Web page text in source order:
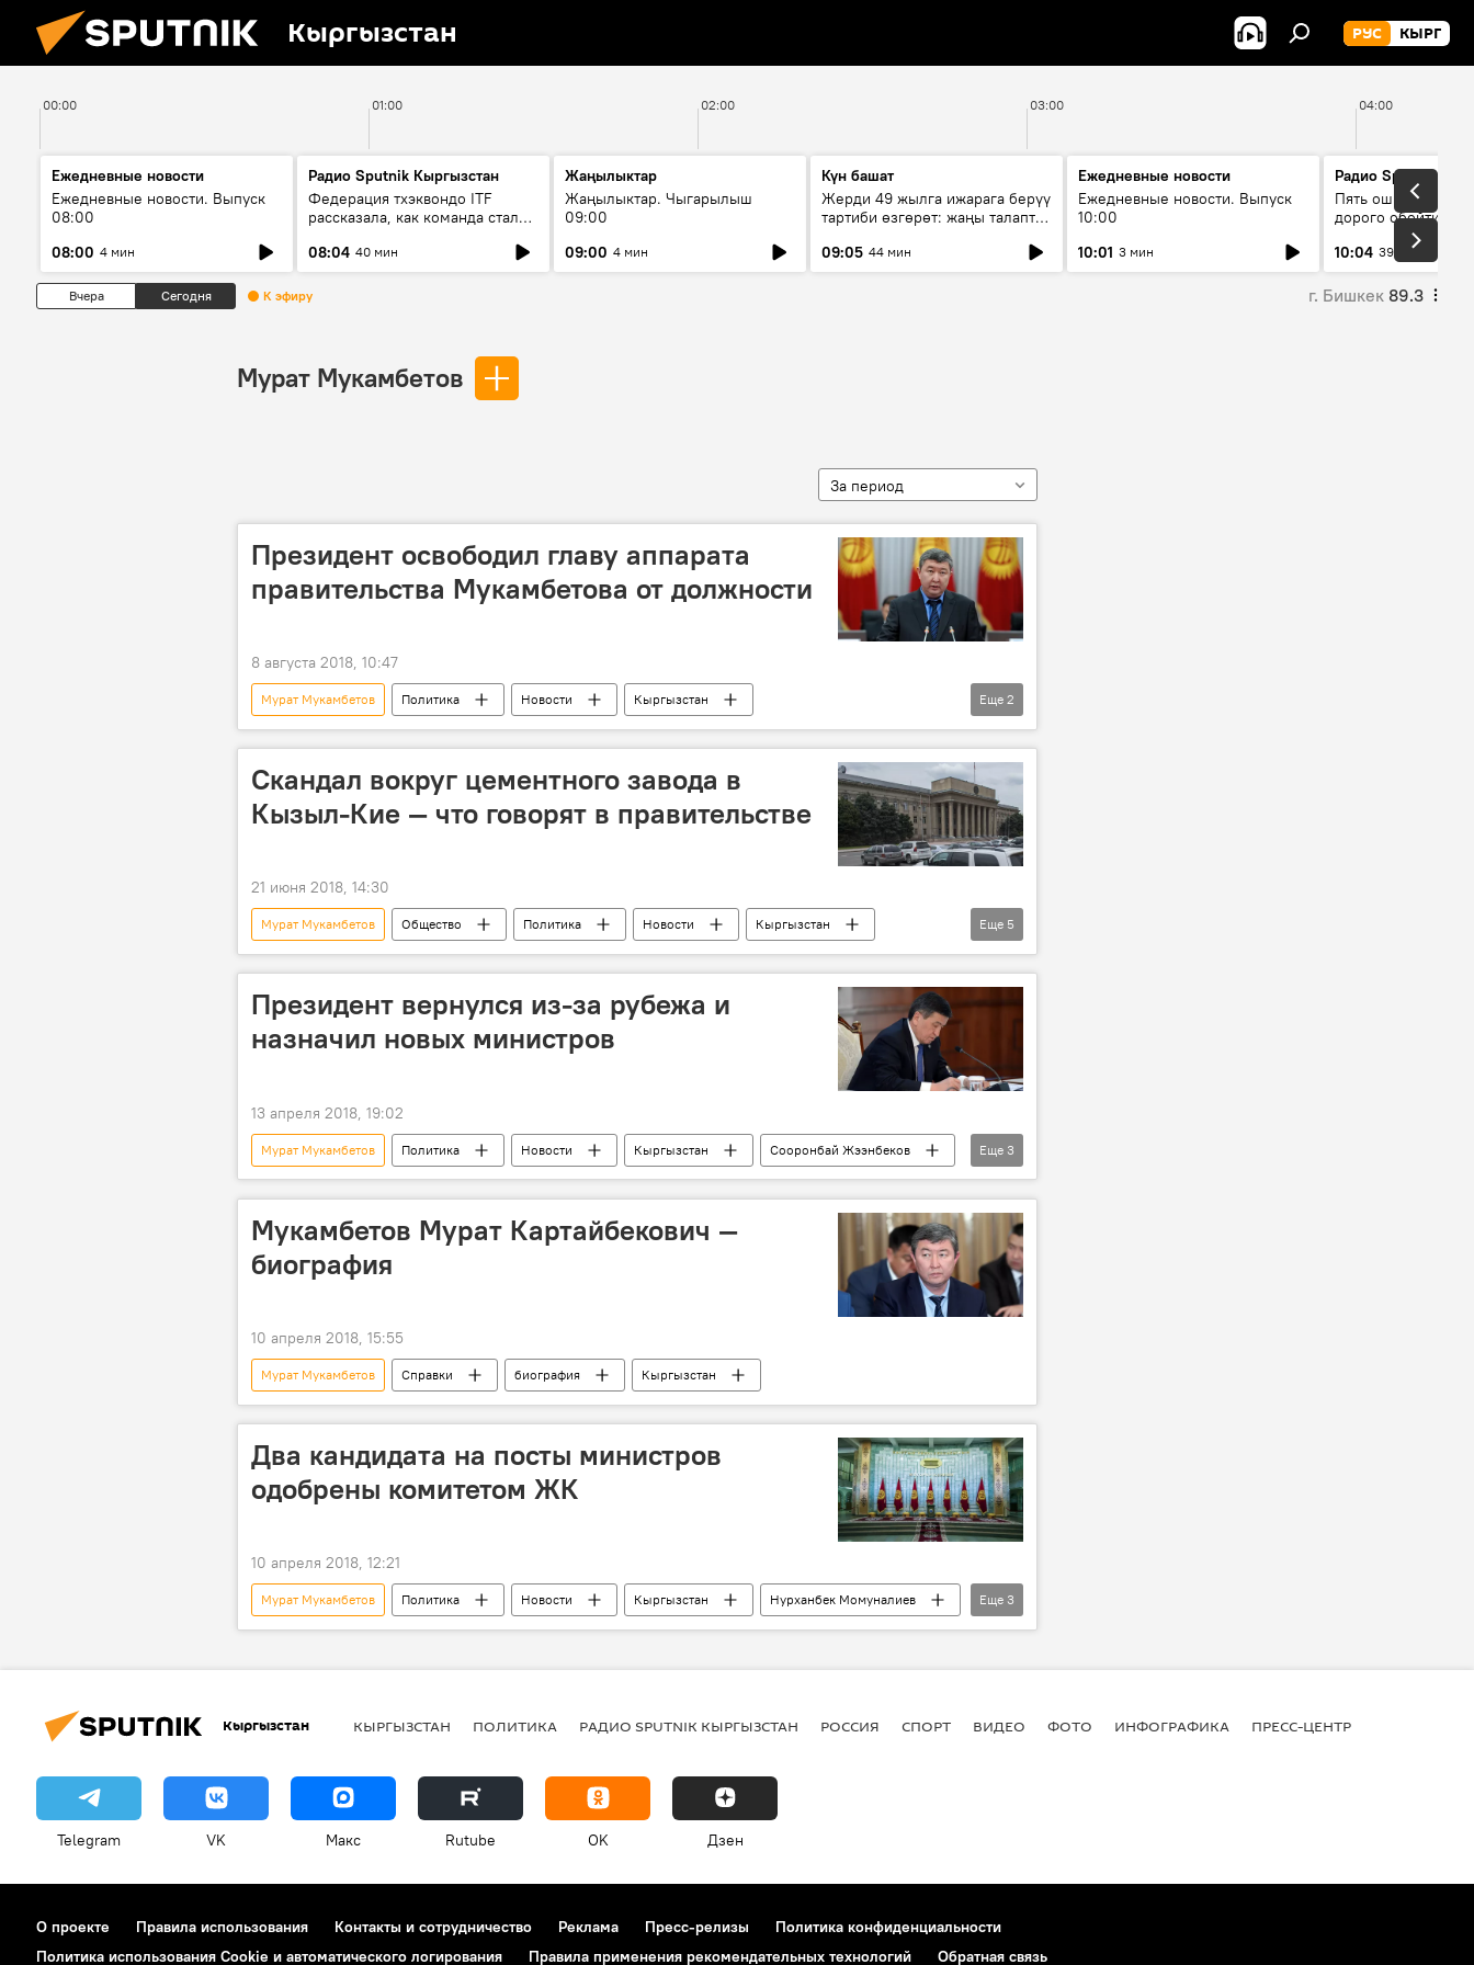
Кыргызстан РУС КЫРГ
00:00 01:00 02:00 03:00 04:00
Ежедневные новости
Ежедневные новости. Выпуск
08:00
08:00 4 мин
Радио Sputnik Кыргызстан
Федерация тхэквондо ITF
рассказала, как команда стала
08:04 40 мин
Жаңылыктар
Жаңылыктар. Чыгарылыш
09:00
09:00 4 мин
Күн башат
Жерди 49 жылга ижарага берүү
тартиби өзгөрөт: жаңы талаптар
09:05 44 мин
Ежедневные новости
Ежедневные новости. Выпуск
10:00
10:01 3 мин
Радио Sputnik
Пять ошибок
дорого обойтись
10:04 39 мин
Вчера Сегодня К эфиру г. Бишкек 89.3
Мурат Мукамбетов
За период
Президент освободил главу аппарата
правительства Мукамбетова от должности
8 августа 2018, 10:47
Мурат Мукамбетов Политика Новости
Кыргызстан
Кадровые перестановки в Кыргызстане
увольнение
Еще 2
Скандал вокруг цементного завода в
Кызыл-Кие — что говорят в правительстве
21 июня 2018, 14:30
Мурат Мукамбетов Общество Политика Новости
Кыргызстан
Кызыл-Кия
Замирбек Аскаров цементный завод
парламент
Еще 5
Президент вернулся из-за рубежа и
назначил новых министров
13 апреля 2018, 19:02
Мурат Мукамбетов Политика Новости Кыргызстан
Сооронбай Жээнбеков
Айнур Абдылдаева
назначение Кадровые перестановки в Кыргызстане
Еще 3
Мукамбетов Мурат Картайбекович —
биография
10 апреля 2018, 15:55
Мурат Мукамбетов Справки биография Кыргызстан
Два кандидата на посты министров
одобрены комитетом ЖК
10 апреля 2018, 12:21
Мурат Мукамбетов Политика Новости Кыргызстан
Нурханбек Момуналиев
Айнур Абдылдаева
Жогорку Кенеш Кадровые перестановки в Кыргызстане
Еще 3
Кыргызстан КЫРГЫЗСТАН ПОЛИТИКА РАДИО SPUTNIK КЫРГЫЗСТАН РОССИЯ СПОРТ ВИДЕО ФОТО ИНФОГРАФИКА ПРЕСС-ЦЕНТР
Telegram VK Макс Rutube OK Дзен
О проекте Правила использования Контакты и сотрудничество Реклама Пресс-релизы
Политика конфиденциальности
Политика использования Cookie и автоматического логирования
Правила применения рекомендательных технологий Обратная связь